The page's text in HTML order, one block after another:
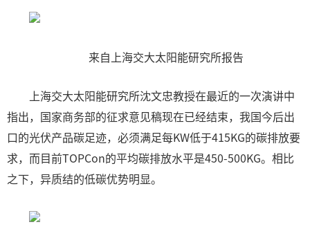
来自上海交大太阳能研究所报告
上海交大太阳能研究所沈文忠教授在最近的一次演讲中
指出，国家商务部的征求意见稿现在已经结束，我国今后出
口的光伏产品碳足迹，必须满足每KW低于415KG的碳排放要
求，而目前TOPCon的平均碳排放水平是450-500KG。相比
之下，异质结的低碳优势明显。